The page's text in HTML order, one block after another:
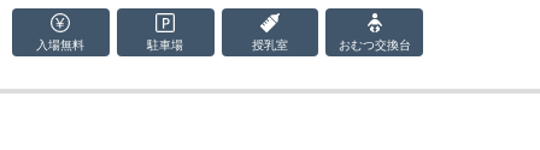
入場無料 駐車場 授乳室 おむつ交換台